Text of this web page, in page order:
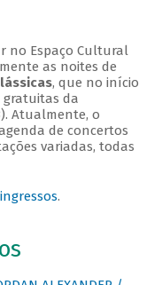
no Espaço Cultural
as noites de
, que no início
gratuitas da
Atualmente, o
de concertos
variadas, todas
.